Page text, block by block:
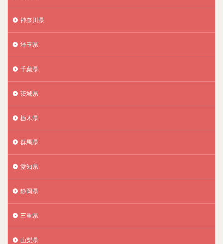
神奈川県
埼玉県
千葉県
茨城県
栃木県
群馬県
愛知県
静岡県
三重県
山梨県